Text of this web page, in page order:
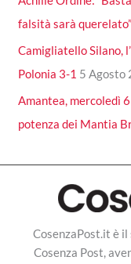
falsità sarà querelato”
Camigliatello Silano,
Polonia 3-1 5 Agosto
Amantea, mercoledì
potenza dei Mantia
CosenzaPost.it è
Cosenza Post,